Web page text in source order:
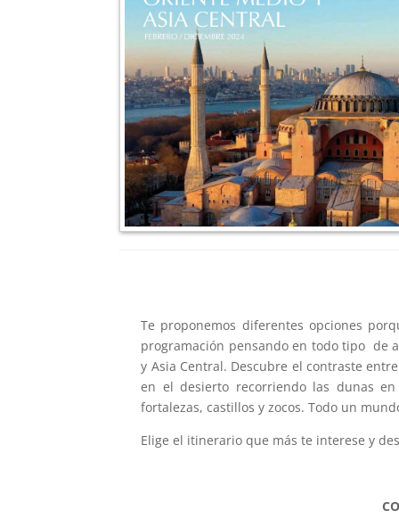
Te proponemos diferentes opciones
programación pensando en todo tipo de
y Asia Central. Descubre el contraste
en el desierto recorriendo las dunas en
fortalezas, castillos y zocos. Todo un
Elige el itinerario que más te interese y